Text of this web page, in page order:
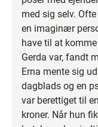
med sig selv.
en imaginær
have til at
Gerda var, fandt
Erna mente sig
dagblads og en
var berettiget til
kroner. Når hun